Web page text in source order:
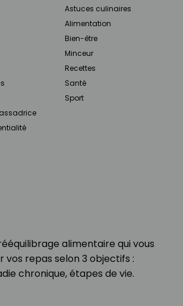
alimentaire qui vous
vos repas selon 3 objectifs :
chronique, étapes de vie.
Astuces culinaires
Alimentation
Bien-être
Minceur
Recettes
Santé
Sport